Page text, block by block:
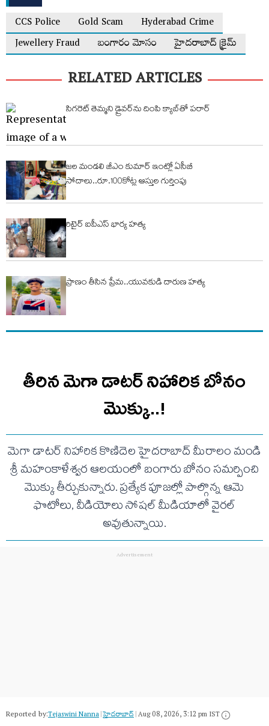
CCS Police
Gold Scam
Hyderabad Crime
Jewellery Fraud
బంగారం మోసం హైదరాబాద్ క్రైమ్
RELATED ARTICLES
సిగరెట్‌ తెమ్మని డ్రైవర్‌ను దింపి క్యాబ్‌తో పరార్‌
జల మండలి జీఎం కుమార్ ఇంట్లో ఏసీబీ
సోదాలు..రూ.100కోట్ల ఆస్తుల గుర్తింపు
రిటైర్ ఐపీఎస్ భార్య హత్య
ప్రాణం తీసిన ప్రేమ..యువకుడి దారుణ హత్య
తీరిన మెగా డాటర్ నిహారిక బోనం
మొక్కు..!
మెగా డాటర్ నిహారిక కొణిదెల హైదరాబాద్ మీరాలం మండి
శ్రీ మహంకాళేశ్వర ఆలయంలో బంగారు బోనం సమర్పించి
మొక్కు తీర్చుకున్నారు. ప్రత్యేక పూజల్లో పాల్గొన్న ఆమె
ఫొటోలు, వీడియోలు సోషల్ మీడియాలో వైరల్
అవుతున్నాయి.
Reported by:Tejaswini Nanna|హైదరాబాద్​|Aug 08, 2026, 3:12 pm IST